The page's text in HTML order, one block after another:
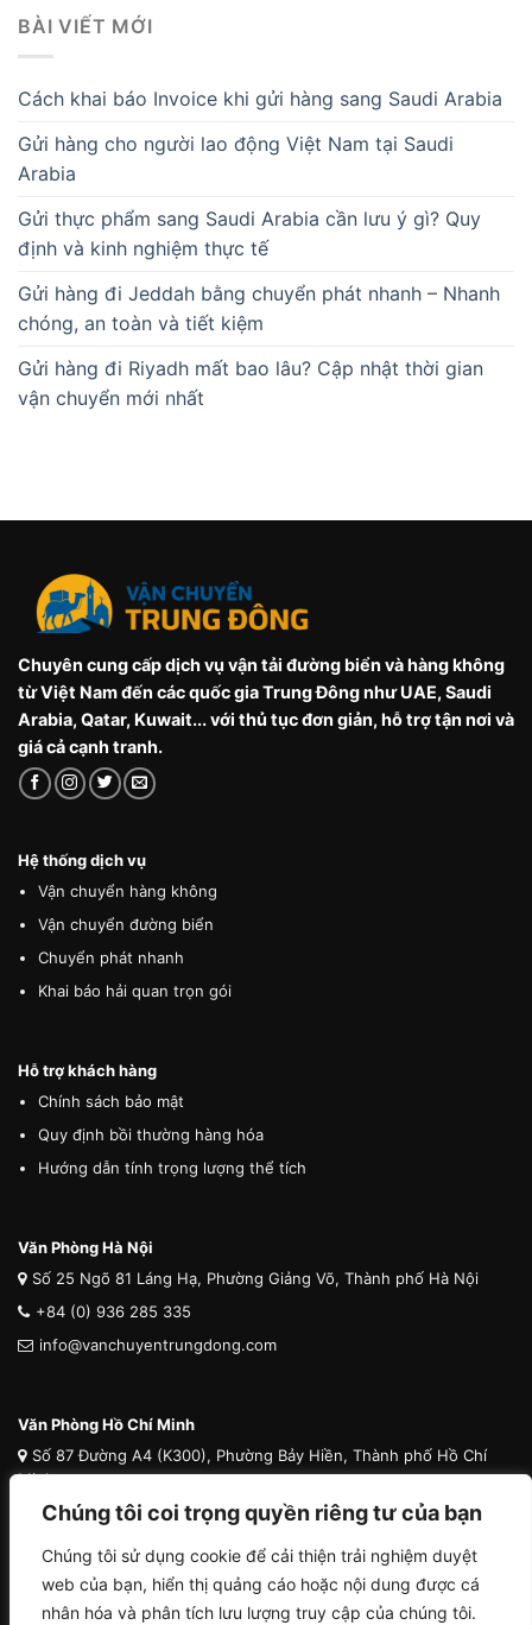
Chúng tôi coi trọng quyền riêng tư của bạn
Chúng tôi sử dụng cookie để cải thiện trải nghiệm duyệt
web của bạn, hiển thị quảng cáo hoặc nội dung được cá
nhân hóa và phân tích lưu lượng truy cập của chúng tôi.
BÀI VIẾT MỚI
Cách khai báo Invoice khi gửi hàng sang Saudi Arabia
Gửi hàng cho người lao động Việt Nam tại Saudi
Arabia
Gửi thực phẩm sang Saudi Arabia cần lưu ý gì? Quy
định và kinh nghiệm thực tế
Gửi hàng đi Jeddah bằng chuyển phát nhanh – Nhanh
chóng, an toàn và tiết kiệm
Gửi hàng đi Riyadh mất bao lâu? Cập nhật thời gian
vận chuyển mới nhất
Chuyên cung cấp dịch vụ vận tải đường biển và hàng không
từ Việt Nam đến các quốc gia Trung Đông như UAE, Saudi
Arabia, Qatar, Kuwait... với thủ tục đơn giản, hỗ trợ tận nơi và
giá cả cạnh tranh.
Hệ thống dịch vụ
Vận chuyển hàng không
Vận chuyển đường biển
Chuyển phát nhanh
Khai báo hải quan trọn gói
Hỗ trợ khách hàng
Chính sách bảo mật
Quy định bồi thường hàng hóa
Hướng dẫn tính trọng lượng thể tích
Văn Phòng Hà Nội
Số 25 Ngõ 81 Láng Hạ, Phường Giảng Võ, Thành phố Hà Nội
+84 (0) 936 285 335
info@vanchuyentrungdong.com
Văn Phòng Hồ Chí Minh
Số 87 Đường A4 (K300), Phường Bảy Hiền, Thành phố Hồ Chí
Minh
+84 (0) 936 285 335
info@vanchuyentrungdong.com